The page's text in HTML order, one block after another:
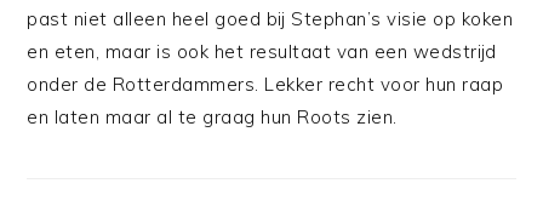
past niet alleen heel goed bij Stephan’s visie op koken
en eten, maar is ook het resultaat van een wedstrijd
onder de Rotterdammers. Lekker recht voor hun raap
en laten maar al te graag hun Roots zien.